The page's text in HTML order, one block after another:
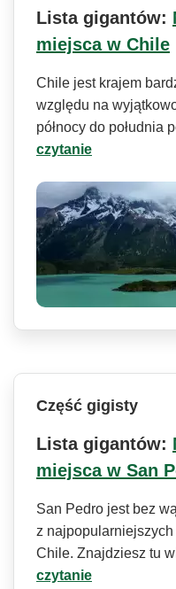
Lista gigantów:
miejsca w Chile
Chile jest krajem
względu na
północy do południa
czytanie
Część gigisty
Lista gigantów:
miejsca w San
San Pedro jest bez
z
Chile. Znajdziesz tu
czytanie